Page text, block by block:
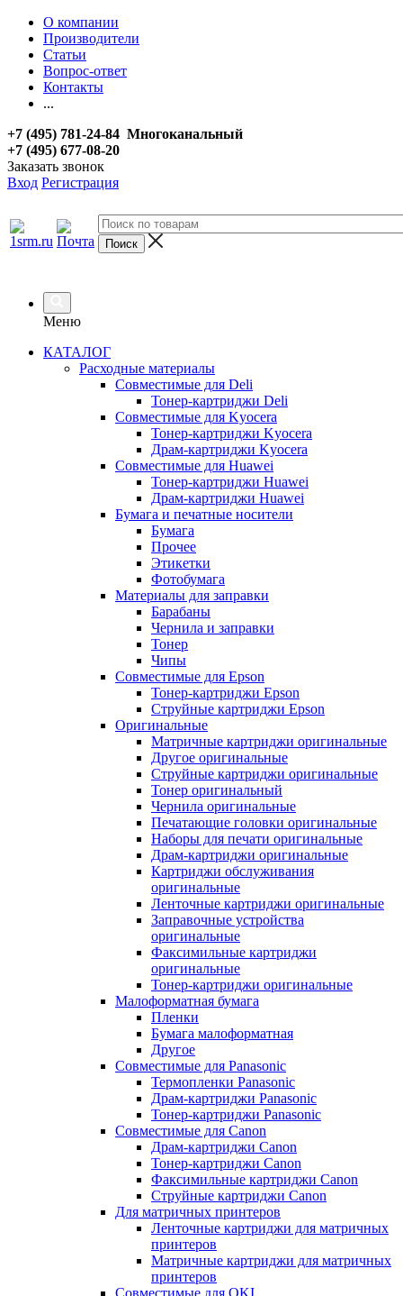
О компании
Производители
Статьи
Вопрос-ответ
Контакты
...
+7 (495) 781-24-84 Многоканальный
+7 (495) 677-08-20
Заказать звонок
Вход Регистрация
Меню
КАТАЛОГ
Расходные материалы
Совместимые для Deli
Тонер-картриджи Deli
Совместимые для Kyocera
Тонер-картриджи Kyocera
Драм-картриджи Kyocera
Совместимые для Huawei
Тонер-картриджи Huawei
Драм-картриджи Huawei
Бумага и печатные носители
Бумага
Прочее
Этикетки
Фотобумага
Материалы для заправки
Барабаны
Чернила и заправки
Тонер
Чипы
Совместимые для Epson
Тонер-картриджи Epson
Струйные картриджи Epson
Оригинальные
Матричные картриджи оригинальные
Другое оригинальные
Струйные картриджи оригинальные
Тонер оригинальный
Чернила оригинальные
Печатающие головки оригинальные
Наборы для печати оригинальные
Драм-картриджи оригинальные
Картриджи обслуживания
оригинальные
Ленточные картриджи оригинальные
Заправочные устройства
оригинальные
Факсимильные картриджи
оригинальные
Тонер-картриджи оригинальные
Малоформатная бумага
Пленки
Бумага малоформатная
Другое
Совместимые для Panasonic
Термопленки Panasonic
Драм-картриджи Panasonic
Тонер-картриджи Panasonic
Совместимые для Canon
Драм-картриджи Canon
Тонер-картриджи Canon
Факсимильные картриджи Canon
Струйные картриджи Canon
Для матричных принтеров
Ленточные картриджи для матричных
принтеров
Матричные картриджи для матричных
принтеров
Совместимые для OKI